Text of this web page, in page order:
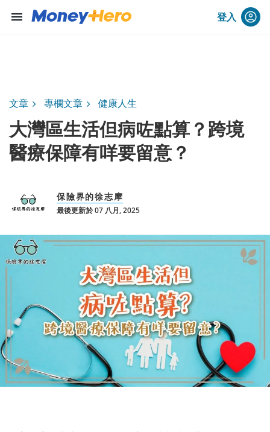
menu 登入
文章 專欄文章 健康人生
大灣區生活但病咗點算？跨境
醫療保障有咩要留意？
保險界的徐志摩
最後更新於 07 八月, 2025